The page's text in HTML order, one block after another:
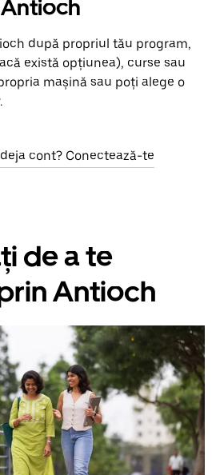
după propriul tău program,
există opțiunea), curse sau
mașină sau poți alege o
cont? Conectează-te
de a te
Antioch